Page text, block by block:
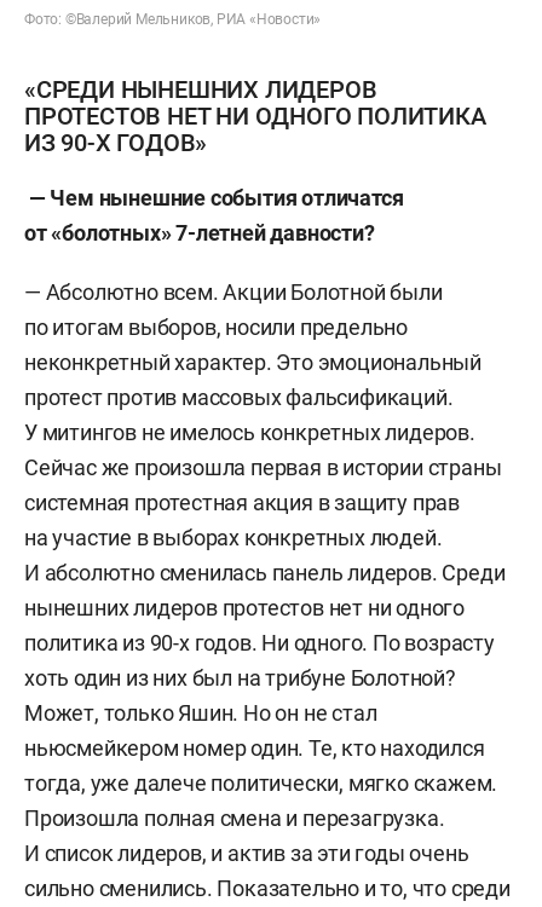
Фото: ©Валерий Мельников, РИА «Новости»
«СРЕДИ НЫНЕШНИХ ЛИДЕРОВ
ПРОТЕСТОВ НЕТ НИ ОДНОГО ПОЛИТИКА
ИЗ 90-Х ГОДОВ»
— Чем нынешние события отличатся
от «болотных» 7-летней давности?
— Абсолютно всем. Акции Болотной были
по итогам выборов, носили предельно
неконкретный характер. Это эмоциональный
протест против массовых фальсификаций.
У митингов не имелось конкретных лидеров.
Сейчас же произошла первая в истории страны
системная протестная акция в защиту прав
на участие в выборах конкретных людей.
И абсолютно сменилась панель лидеров. Среди
нынешних лидеров протестов нет ни одного
политика из 90-х годов. Ни одного. По возрасту
хоть один из них был на трибуне Болотной?
Может, только Яшин. Но он не стал
ньюсмейкером номер один. Те, кто находился
тогда, уже далече политически, мягко скажем.
Произошла полная смена и перезагрузка.
И список лидеров, и актив за эти годы очень
сильно сменились. Показательно и то, что среди